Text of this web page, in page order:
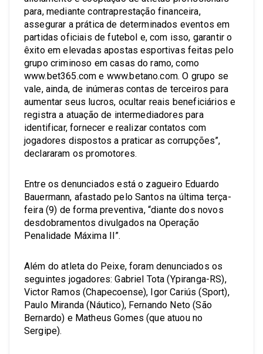
para, mediante contraprestação financeira,
assegurar a prática de determinados eventos em
partidas oficiais de futebol e, com isso, garantir o
êxito em elevadas apostas esportivas feitas pelo
grupo criminoso em casas do ramo, como
www.bet365.com e www.betano.com. O grupo se
vale, ainda, de inúmeras contas de terceiros para
aumentar seus lucros, ocultar reais beneficiários e
registra a atuação de intermediadores para
identificar, fornecer e realizar contatos com
jogadores dispostos a praticar as corrupções”,
declararam os promotores.
Entre os denunciados está o zagueiro Eduardo
Bauermann, afastado pelo Santos na última terça-
feira (9) de forma preventiva, “diante dos novos
desdobramentos divulgados na Operação
Penalidade Máxima II”.
Além do atleta do Peixe, foram denunciados os
seguintes jogadores: Gabriel Tota (Ypiranga-RS),
Victor Ramos (Chapecoense), Igor Cariús (Sport),
Paulo Miranda (Náutico), Fernando Neto (São
Bernardo) e Matheus Gomes (que atuou no
Sergipe).